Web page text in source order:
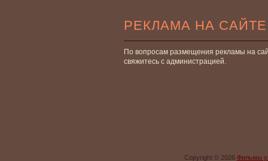
РЕКЛАМА НА САЙТЕ
По вопросам размещения рекламы на
свяжитесь с администрацией.
Copyright © 2026 Фильмы